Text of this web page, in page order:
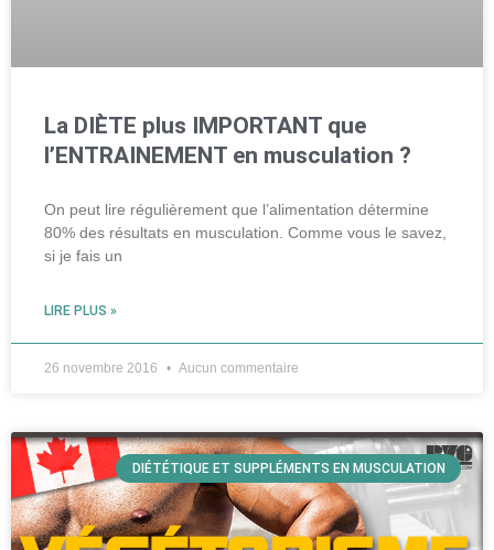
La DIÈTE plus IMPORTANT que
l’ENTRAINEMENT en musculation ?
On peut lire régulièrement que l’alimentation détermine
80% des résultats en musculation. Comme vous le savez,
si je fais un
LIRE PLUS »
26 novembre 2016 Aucun commentaire
DIÉTÉTIQUE ET SUPPLÉMENTS EN MUSCULATION